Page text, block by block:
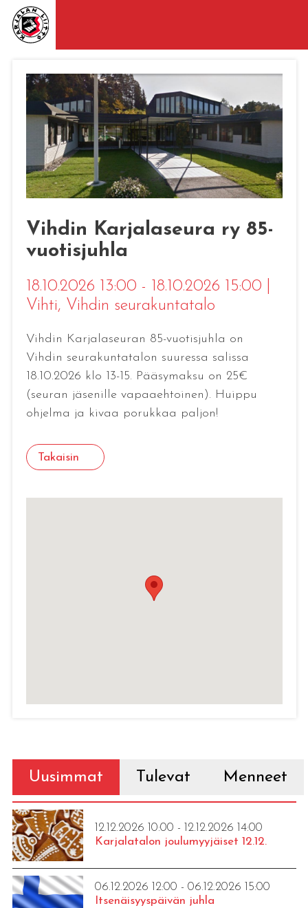
Vihdin Karjalaseura ry 85-
vuotisjuhla
18.10.2026 13:00 - 18.10.2026 15:00
Vihti, Vihdin seurakuntatalo
Vihdin Karjalaseuran 85-vuotisjuhla on
Vihdin seurakuntatalon suuressa salissa
18.10.2026 klo 13-15. Pääsymaksu on 25€
(seuran jäsenille vapaaehtoinen). Huippu
ohjelma ja kivaa porukkaa paljon!
Takaisin
Uusimmat Tulevat Menneet
12.12.2026 10:00 - 12.12.2026 14:00
Karjalatalon joulumyyjäiset 12.12.
06.12.2026 12:00 - 06.12.2026 15:00
Itsenäisyyspäivän juhla